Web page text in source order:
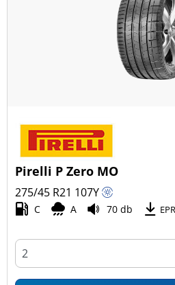
Pirelli P Zero MO
275/45 R21 107Y
C A 70 db